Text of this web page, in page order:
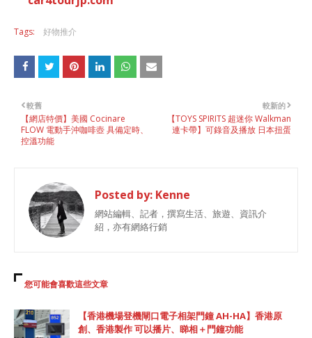
Tags: 好物推介
較新的
【TOYS SPIRITS 超迷你 Walkman
連卡帶】可錄音及播放 日本扭蛋
較舊
【網店特價】美國 Cocinare
FLOW 電動手沖咖啡壺 具備定時、
控溫功能
Posted by: Kenne
網站編輯、記者，撰寫生活、旅遊、資訊介
紹，亦有網絡行銷
您可能會喜歡這些文章
【香港機場登機閘口電子相架門鐘 AH-HA】香港原
創、香港製作 可以播片、睇相＋門鐘功能